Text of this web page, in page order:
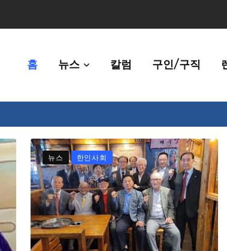
홈 뉴스 칼럼 구인/구직
뉴스 한인사회